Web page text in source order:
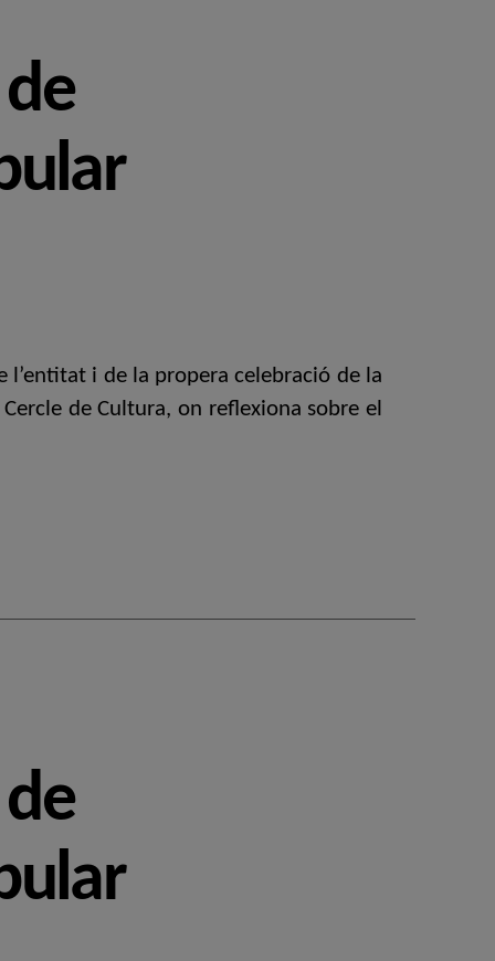
l’entitat i de la propera celebració de la
de Cultura, on reflexiona sobre el